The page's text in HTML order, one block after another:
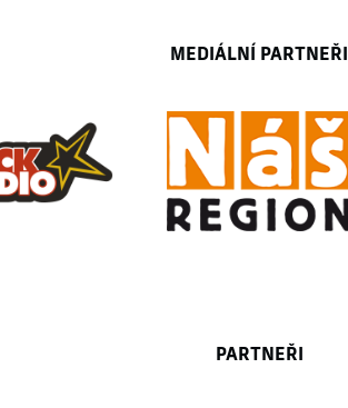
MEDIÁLNÍ PARTNEŘI
PARTNEŘI